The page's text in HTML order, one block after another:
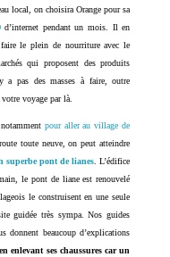
local, on choisira Orange pour sa
d’internet pendant un mois. Il en
le plein de nourriture avec le
qui proposent des produits
pas des masses à faire, outre
voyage par là.
pour aller au village de
toute neuve, on peut atteindre
superbe pont de lianes . L’édifice
le pont de liane est renouvelé
le construisent en une seule
guidée très sympa. Nos guides
donnent beaucoup d’explications
en enlevant ses chaussures car un